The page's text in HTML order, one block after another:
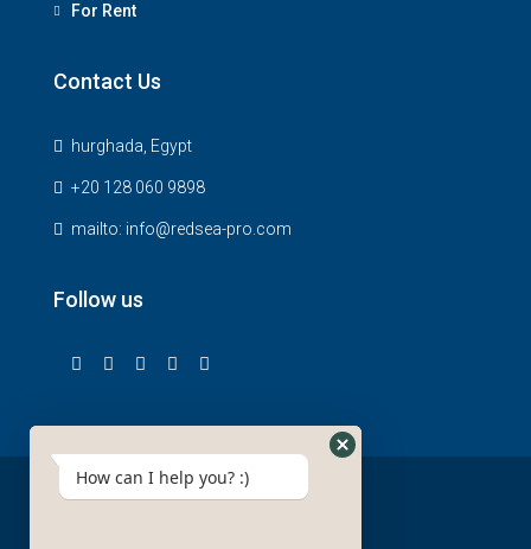
For Rent
Contact Us
hurghada, Egypt
+20 128 060 9898
mailto: info@redsea-pro.com
Follow us
How can I help you? :)